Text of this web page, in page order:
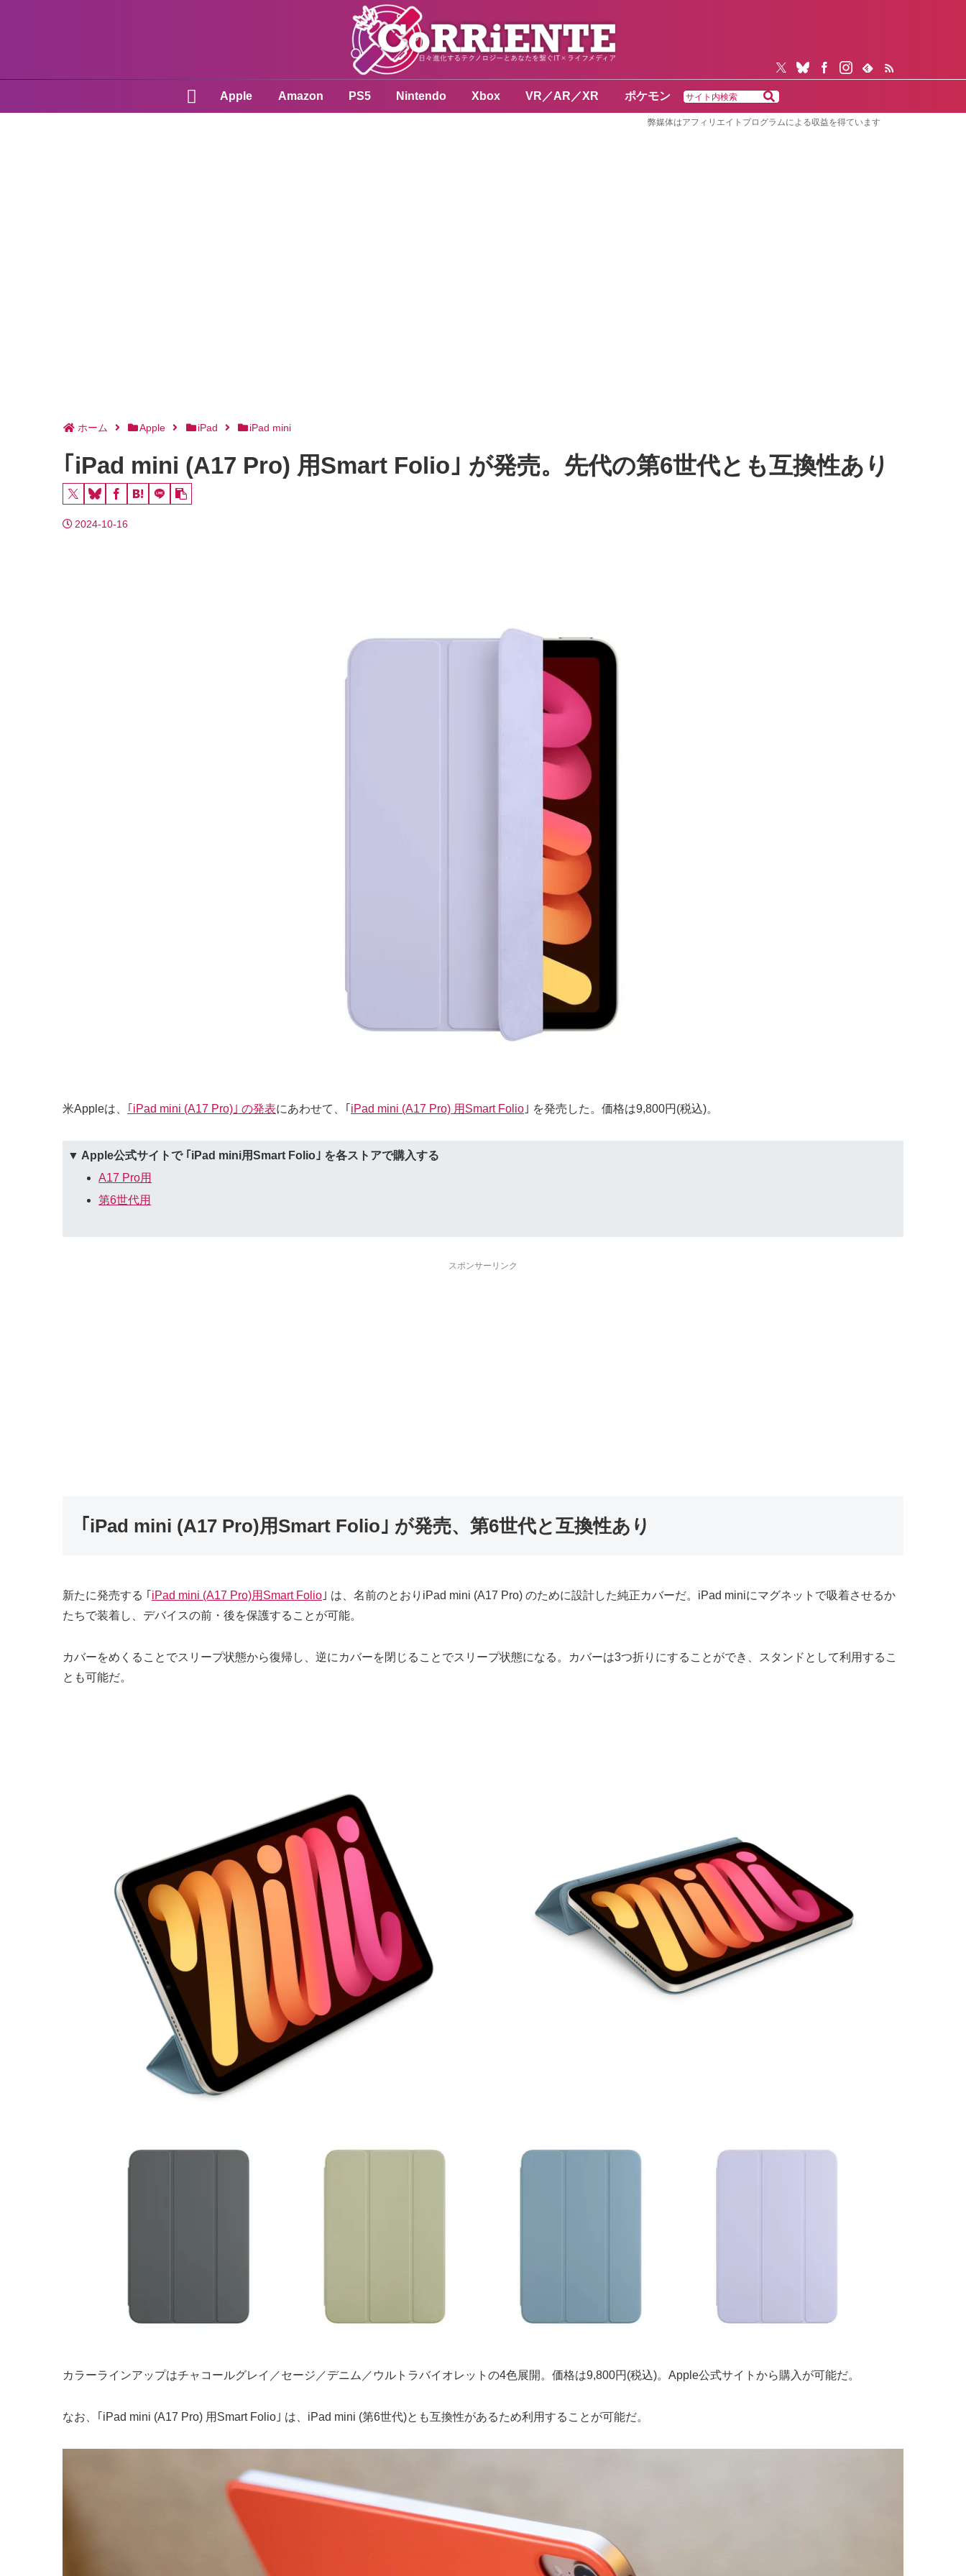
Apple Amazon PS5 Nintendo Xbox VR／AR／XR ポケモン
弊媒体はアフィリエイトプログラムによる収益を得ています
ホーム Apple iPad iPad mini
｢iPad mini (A17 Pro) 用Smart Folio｣ が発売。先代の第6世代とも互換性あり
2024-10-16
米Appleは、 ｢iPad mini (A17 Pro)｣ の発表にあわせて、｢ iPad mini (A17 Pro) 用Smart Folio ｣ を発売した。価格は9,800円(税込)。
▼ Apple公式サイトで ｢iPad mini用Smart Folio｣ を各ストアで購入する
A17 Pro用
第6世代用
スポンサーリンク
｢iPad mini (A17 Pro)用Smart Folio｣ が発売、第6世代と互換性あり
新たに発売する ｢ iPad mini (A17 Pro)用Smart Folio ｣ は、名前のとおりiPad mini (A17 Pro) のために設計した純正カバーだ。iPad miniにマグネットで吸着させるか
たちで装着し、デバイスの前・後を保護することが可能。
カバーをめくることでスリープ状態から復帰し、逆にカバーを閉じることでスリープ状態になる。カバーは3つ折りにすることができ、スタンドとして利用するこ
とも可能だ。
カラーラインアップはチャコールグレイ／セージ／デニム／ウルトラバイオレットの4色展開。価格は9,800円(税込)。Apple公式サイトから購入が可能だ。
なお、｢iPad mini (A17 Pro) 用Smart Folio｣ は、iPad mini (第6世代)とも互換性があるため利用することが可能だ。